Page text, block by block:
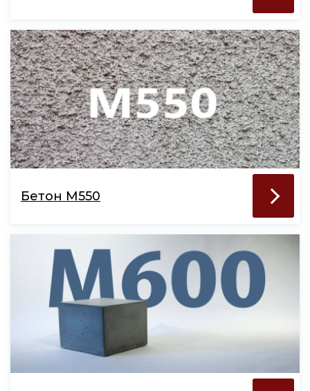
Бетон М550